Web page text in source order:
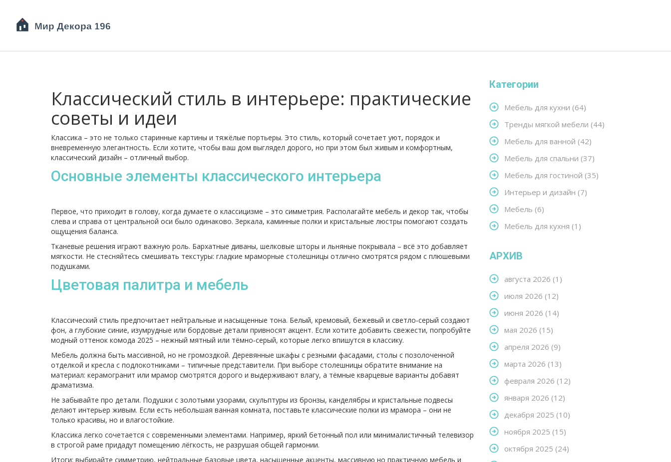
Классический стиль в интерьере: практические
советы и идеи
Классика – это не только старинные картины и тяжёлые портьеры. Это стиль, который сочетает уют, порядок и
вневременную элегантность. Если хотите, чтобы ваш дом выглядел дорого, но при этом был живым и комфортным,
классический дизайн – отличный выбор.
Основные элементы классического интерьера
Первое, что приходит в голову, когда думаете о классицизме – это симметрия. Располагайте мебель и декор так, чтобы
слева и справа от центральной оси было одинаково. Зеркала, каминные полки и кристальные люстры помогают создать
ощущения баланса.
Тканевые решения играют важную роль. Бархатные диваны, шелковые шторы и льняные покрывала – всё это добавляет
мягкости. Не стесняйтесь смешивать текстуры: гладкие мраморные столешницы отлично смотрятся рядом с плюшевыми
подушками.
Цветовая палитра и мебель
Классический стиль предпочитает нейтральные и насыщенные тона. Белый, кремовый, бежевый и светло‑серый создают
фон, а глубокие синие, изумрудные или бордовые детали привносят акцент. Если хотите добавить свежести, попробуйте
модный оттенок комода 2025 – нежный мятный или тёмно‑серый, которые легко впишутся в классику.
Мебель должна быть массивной, но не громоздкой. Деревянные шкафы с резными фасадами, столы с позолоченной
отделкой и кресла с подлокотниками – типичные представители. При выборе столешницы обратите внимание на
материал: керамогранит или мрамор смотрятся дорого и выдерживают влагу, а тёмные кварцевые варианты добавят
драматизма.
Не забывайте про детали. Подушки с золотыми узорами, скульптуры из бронзы, канделябры и кристальные подвесы
делают интерьер живым. Если есть небольшая ванная комната, поставьте классические полки из мрамора – они не
только красивы, но и влагостойкие.
Классика легко сочетается с современными элементами. Например, яркий бетонный пол или минималистичный телевизор
в строгой раме придадут помещению лёгкость, не разрушая общей гармонии.
Итоги: выбирайте симметрию, нейтральные базовые цвета, насыщенные акценты, массивную но практичную мебель и
Категории
Мебель для кухни (64)
Тренды мягкой мебели (44)
Мебель для ванной (42)
Мебель для спальни (37)
Мебель для гостиной (35)
Интерьер и дизайн (7)
Мебель (6)
Мебель для кухня (1)
АРХИВ
августа 2026 (1)
июля 2026 (12)
июня 2026 (14)
мая 2026 (15)
апреля 2026 (9)
марта 2026 (13)
февраля 2026 (12)
января 2026 (12)
декабря 2025 (10)
ноября 2025 (15)
октября 2025 (24)